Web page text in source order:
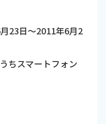
23日～2011年6月2
ちスマートフォン